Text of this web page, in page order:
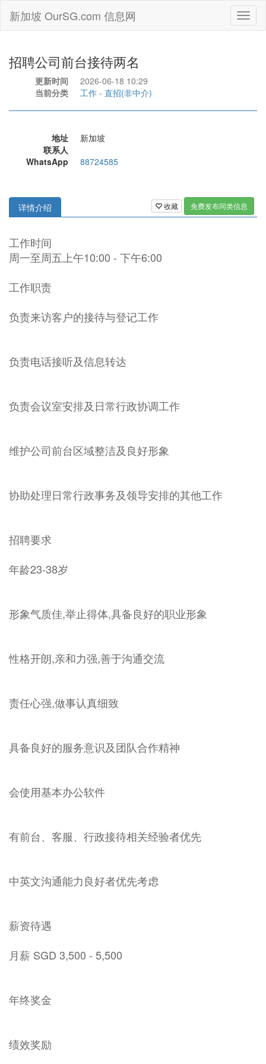
新加坡 OurSG.com 信息网
招聘公司前台接待两名
更新时间
2026-06-18 10:29
当前分类
工作 - 直招(非中介)
地址
新加坡
联系人
WhatsApp
88724585
收藏 免费发布同类信息
详情介绍
工作时间
周一至周五上午10:00 - 下午6:00
工作职责
负责来访客户的接待与登记工作
负责电话接听及信息转达
负责会议室安排及日常行政协调工作
维护公司前台区域整洁及良好形象
协助处理日常行政事务及领导安排的其他工作
招聘要求
年龄23-38岁
形象气质佳,举止得体,具备良好的职业形象
性格开朗,亲和力强,善于沟通交流
责任心强,做事认真细致
具备良好的服务意识及团队合作精神
会使用基本办公软件
有前台、客服、行政接待相关经验者优先
中英文沟通能力良好者优先考虑
薪资待遇
月薪 SGD 3,500 - 5,500
年终奖金
绩效奖励